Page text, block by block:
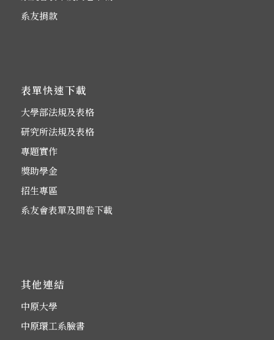
系友捐款
表單快速下載
大學部法規及表格
研究所法規及表格
專題實作
獎助學金
招生專區
系友會表單及問卷下載
其他連結
中原大學
中原環工系臉書